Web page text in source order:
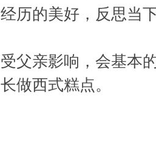
经历的美好，反思当
受父亲影响，会基本
长做西式糕点。